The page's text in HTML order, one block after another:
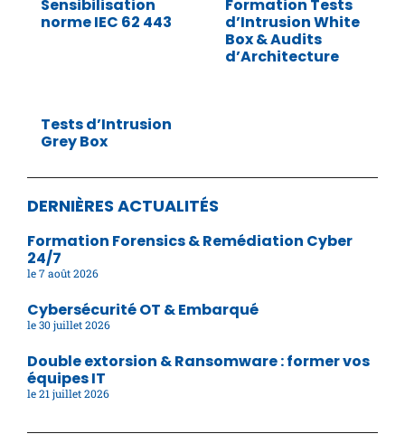
Sensibilisation
norme IEC 62 443
Formation Tests
d’Intrusion White
Box & Audits
d’Architecture
Tests d’Intrusion
Grey Box
DERNIÈRES ACTUALITÉS
Formation Forensics & Remédiation Cyber
24/7
7 août 2026
Cybersécurité OT & Embarqué
30 juillet 2026
Double extorsion & Ransomware : former vos
équipes IT
21 juillet 2026